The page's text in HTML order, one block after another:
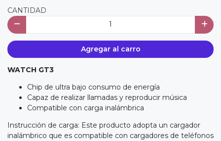
CANTIDAD
Agregar al carro
WATCH GT3
Chip de ultra bajo consumo de energía
Capaz de realizar llamadas y reproducir música
Compatible con carga inalámbrica
Instrucción de carga: Este producto adopta un cargador
inalámbrico que es compatible con cargadores de teléfonos